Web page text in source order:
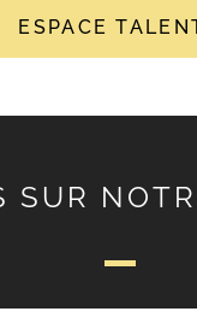
ESPACE
SUR